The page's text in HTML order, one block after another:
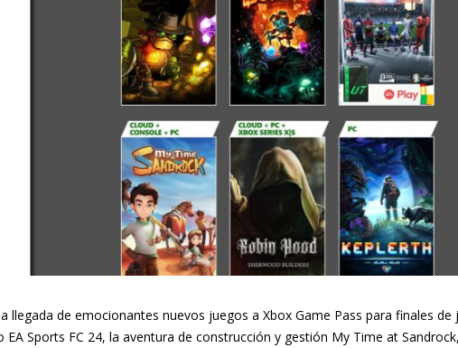
llegada de emocionantes nuevos juegos a Xbox Game Pass para finales de
EA Sports FC 24, la aventura de construcción y gestión My Time at